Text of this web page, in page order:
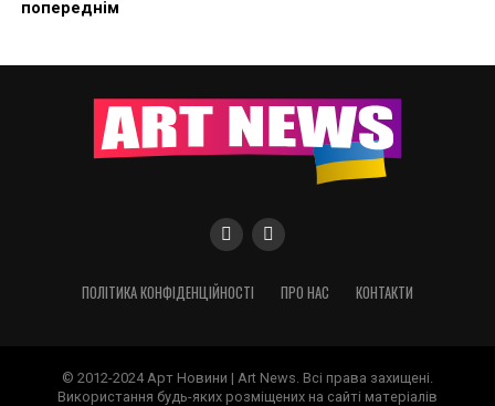
попереднім
ПОЛІТИКА КОНФІДЕНЦІЙНОСТІ ПРО НАС КОНТАКТИ
© 2012-2024 Арт Новини | Art News. Всі права захищені.
Використання будь-яких розміщених на сайті матеріалів